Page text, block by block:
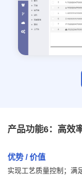
产品功能6：高效
优势 / 价值
实现工艺质量控制；满